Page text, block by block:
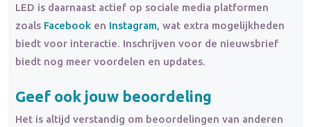
LED is daarnaast actief op sociale media platformen
zoals Facebook en Instagram, wat extra mogelijkheden
biedt voor interactie. Inschrijven voor de nieuwsbrief
biedt nog meer voordelen en updates.
Geef ook jouw beoordeling
Het is altijd verstandig om beoordelingen van anderen